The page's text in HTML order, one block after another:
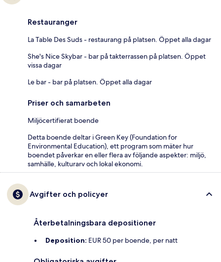
Restauranger
La Table Des Suds - restaurang på platsen. Öppet alla dagar
She's Nice Skybar - bar på takterrassen på platsen. Öppet
vissa dagar
Le bar - bar på platsen. Öppet alla dagar
Priser och samarbeten
Miljöcertifierat boende
Detta boende deltar i Green Key (Foundation for
Environmental Education), ett program som mäter hur
boendet påverkar en eller flera av följande aspekter: miljö,
samhälle, kulturarv och lokal ekonomi.
Avgifter och policyer
Återbetalningsbara depositioner
Deposition: EUR 50 per boende, per natt